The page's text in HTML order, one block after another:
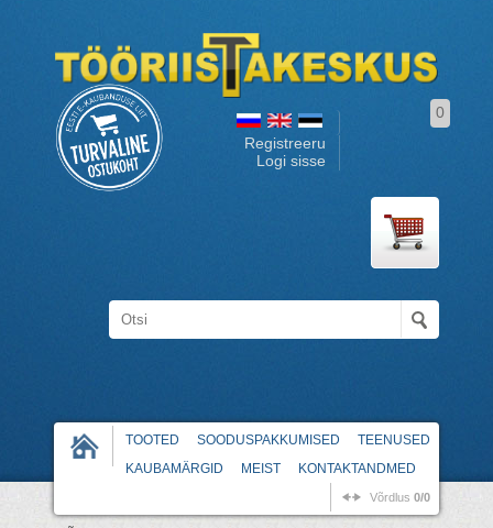
Registreeru
Logi sisse
0
TOOTED SOODUSPAKKUMISED
TEENUSED
KAUBAMÄRGID
MEIST KONTAKTANDMED
Võrdlus 0/0